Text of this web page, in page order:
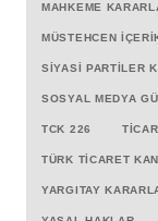
MAHKEME
MÜSTEHCEN
SIYASI PARTILER
SOSYAL MEDYA
TCK 226
TÜRK TICARET
YARGITAY